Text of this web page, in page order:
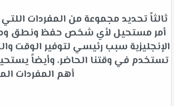
ثالثاً تحديد مجموعة من المفردات
أمر مستحيل لأي شخص حفظ ونطق
الإنجليزية سبب رئيسي لتوفير الوقت
تستخدم في وقتنا الحاضر، وأيضاً
أهم المفردات